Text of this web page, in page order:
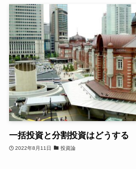
一括投資と分割投資はどうする
2022年8月11日 投資論